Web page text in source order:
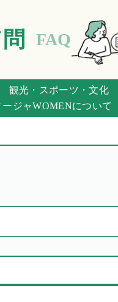
FAQ
光・スポーツ・文化
ジャWOMENについて